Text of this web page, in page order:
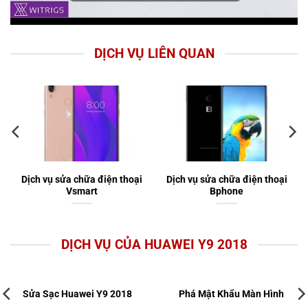
DỊCH VỤ LIÊN QUAN
Dịch vụ sửa chữa điện thoại
Vsmart
Dịch vụ sửa chữa điện thoại
Bphone
DỊCH VỤ CỦA HUAWEI Y9 2018
Sửa Sạc Huawei Y9 2018 Phá Mật Khẩu Màn Hình